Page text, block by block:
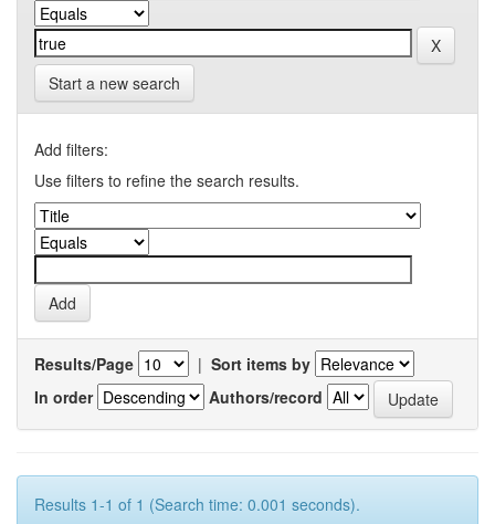
Start a new search
Add filters:
Use filters to refine the search results.
Results/Page | Sort items by
In order
Authors/record
Results 1-1 of 1 (Search time: 0.001 seconds).